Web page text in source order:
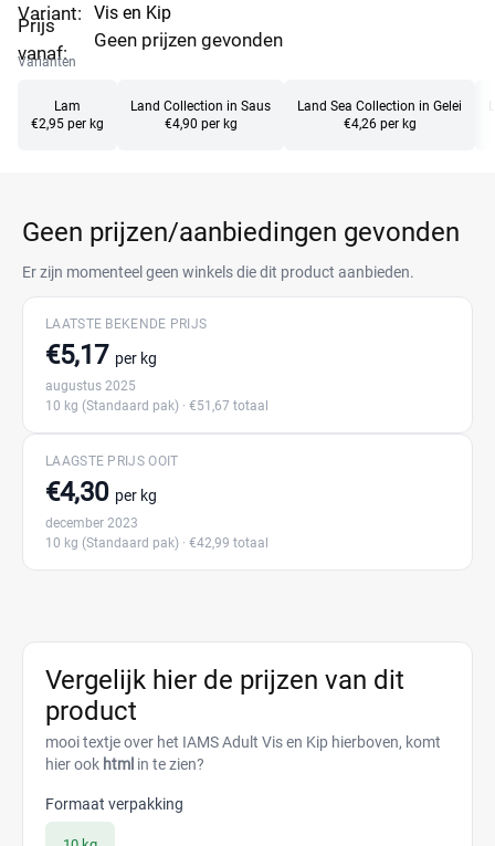
Variant:
Prijs
vanaf:
Vis en Kip
Geen prijzen gevonden
Varianten
Lam
€2,95 per kg
Land Collection in Saus
€4,90 per kg
Land Sea Collection in Gelei
€4,26 per kg
Geen prijzen/aanbiedingen gevonden
Er zijn momenteel geen winkels die dit product aanbieden.
LAATSTE BEKENDE PRIJS
€5,17 per kg
augustus 2025
10 kg (Standaard pak) · €51,67 totaal
LAAGSTE PRIJS OOIT
€4,30 per kg
december 2023
10 kg (Standaard pak) · €42,99 totaal
Vergelijk hier de prijzen van dit
product
mooi textje over het IAMS Adult Vis en Kip hierboven, komt
hier ook html in te zien?
Formaat verpakking